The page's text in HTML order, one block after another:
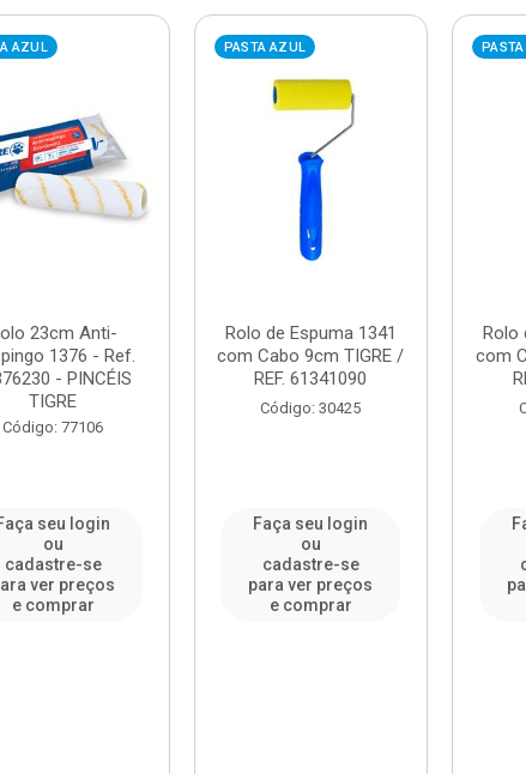
AZUL
23cm Anti-
1376 - Ref.
- PINCÉIS
TIGRE
Código: 77106
seu login
ou
cadastre-se
ver preços
e comprar
PASTA AZUL
Rolo de Espuma 1341
com Cabo 9cm TIGRE /
REF. 61341090
Código: 30425
Faça seu login
ou
cadastre-se
para ver preços
e comprar
Rolo
com